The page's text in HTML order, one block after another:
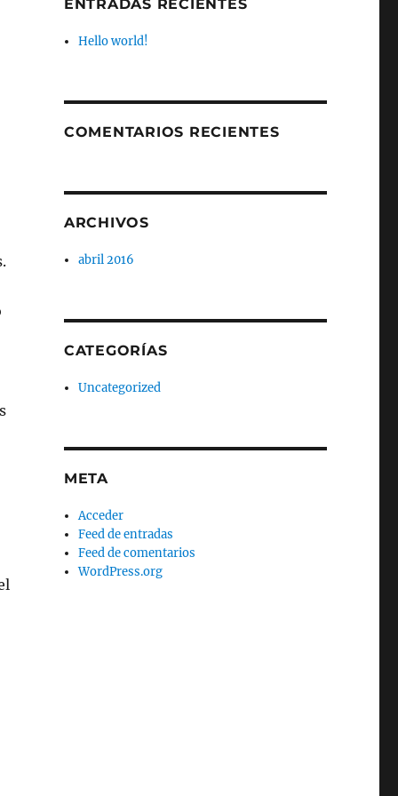
ENTRADAS RECIENTES
Hello world!
COMENTARIOS RECIENTES
ARCHIVOS
abril 2016
CATEGORÍAS
Uncategorized
META
Acceder
Feed de entradas
Feed de comentarios
WordPress.org